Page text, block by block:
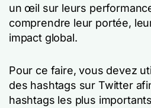
un œil sur leurs
comprendre leur portée,
impact global.
Pour ce faire, vous devez
des hashtags sur Twitter
hashtags les plus